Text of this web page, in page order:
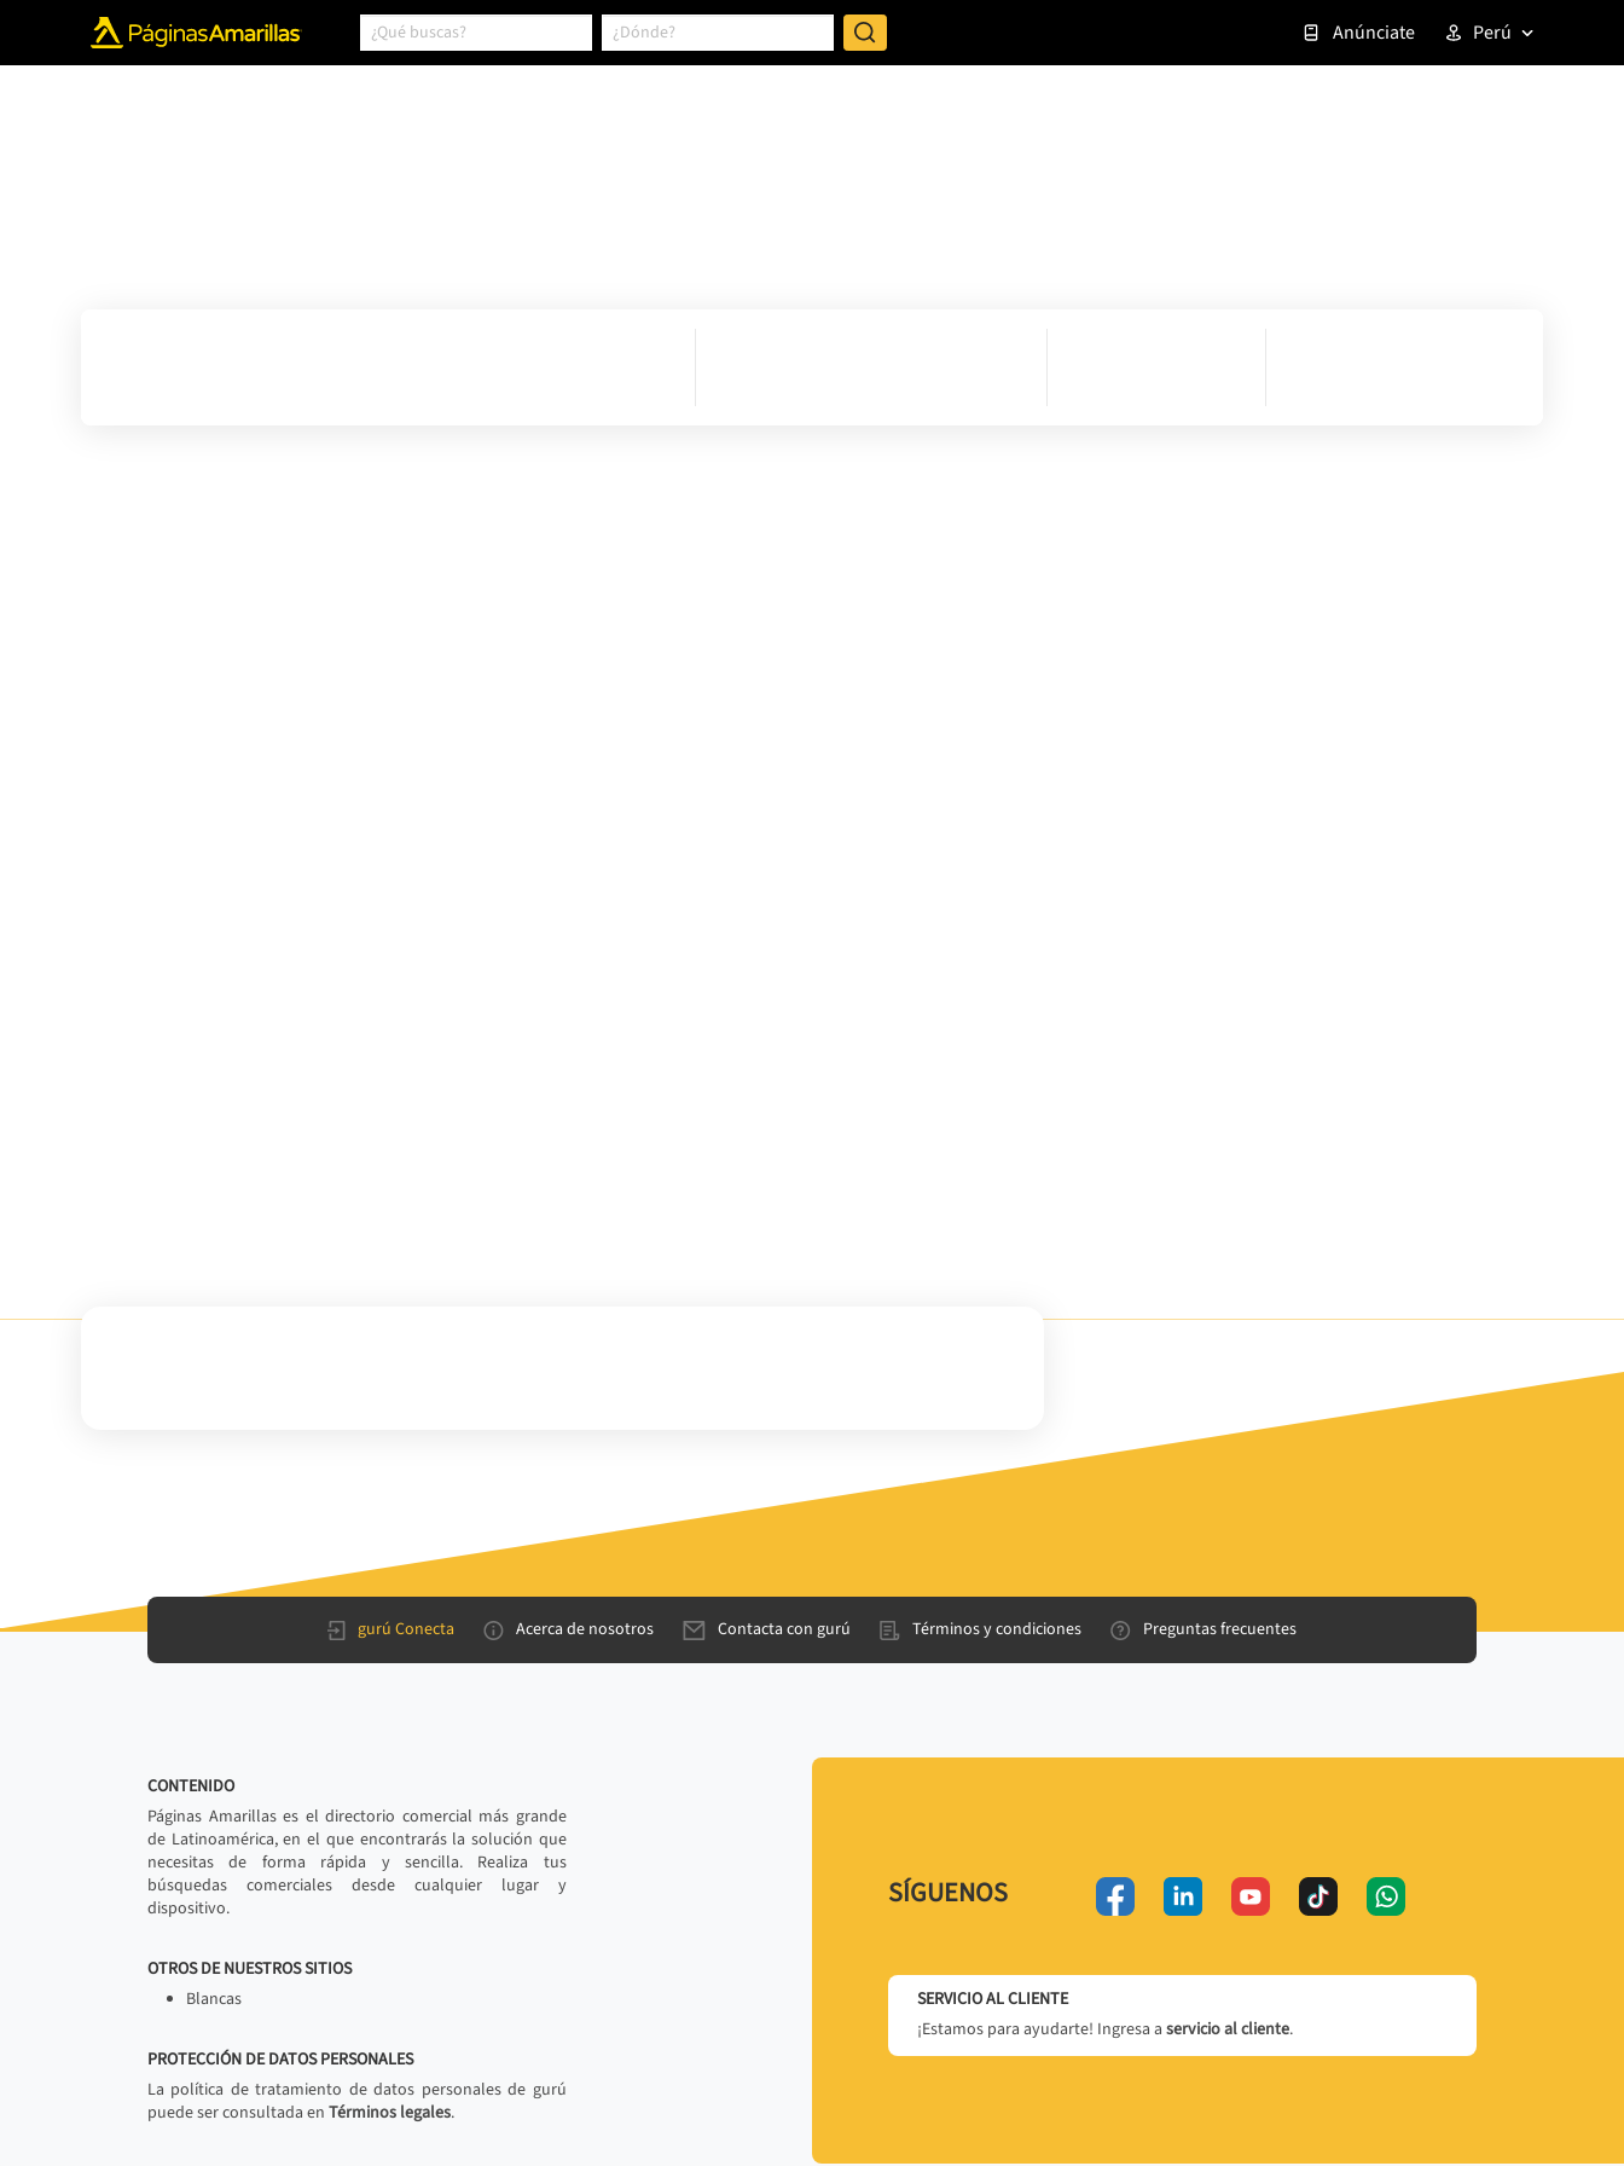
Anúnciate Perú
gurú Conecta Acerca de nosotros Contacta con gurú Términos y condiciones Preguntas frecuentes
CONTENIDO
Páginas Amarillas es el directorio comercial más grande
de Latinoamérica, en el que encontrarás la solución que
necesitas de forma rápida y sencilla. Realiza tus
búsquedas comerciales desde cualquier lugar y
dispositivo.
OTROS DE NUESTROS SITIOS
Blancas
PROTECCIÓN DE DATOS PERSONALES
La política de tratamiento de datos personales de gurú
puede ser consultada en Términos legales.
SÍGUENOS
SERVICIO AL CLIENTE
¡Estamos para ayudarte! Ingresa a servicio al cliente.